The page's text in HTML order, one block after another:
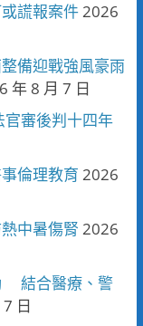
謊報案件2026
備迎戰強風豪雨
年 8 月 7 日
審後判十四年
倫理教育 2026
中暑傷腎 2026
結合醫療、警
日